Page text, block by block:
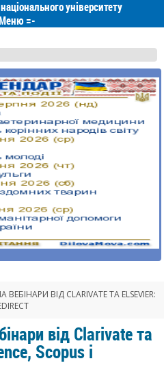
університету
=-
ВІД CLARIVATE ТА ELSEVIER:
від Clarivate та
Scopus і